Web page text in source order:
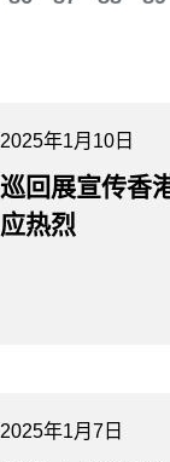
2025年1月10日
巡回展宣传香
应热烈
2025年1月7日